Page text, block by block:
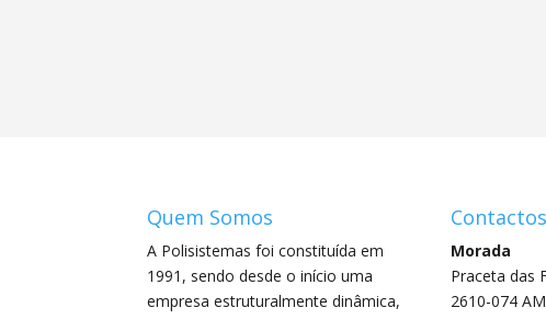
Quem Somos
A Polisistemas foi constituída em
1991, sendo desde o início uma
empresa estruturalmente dinâmica,
Morada
Praceta das
2610-074